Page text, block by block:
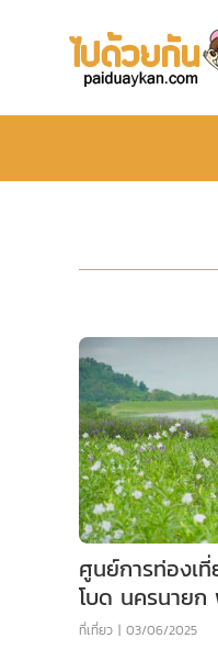
ศูนย์การท่องเ
โบด นครนาย
ที่เที่ยว | 03/06/2025